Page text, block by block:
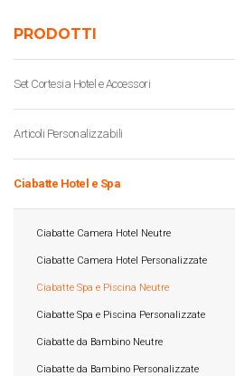
PRODOTTI
Set Cortesia Hotel e Accessori
Articoli Personalizzabili
Ciabatte Hotel e Spa
Ciabatte Camera Hotel Neutre
Ciabatte Camera Hotel Personalizzate
Ciabatte Spa e Piscina Neutre
Ciabatte Spa e Piscina Personalizzate
Ciabatte da Bambino Neutre
Ciabatte da Bambino Personalizzate